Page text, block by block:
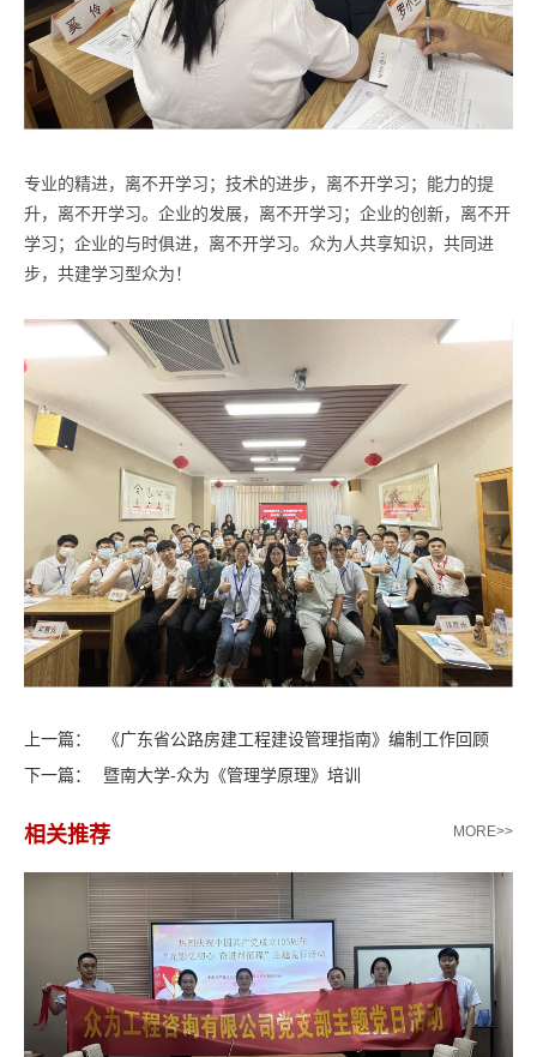
专业的精进，离不开学习；技术的进步，离不开学习；能力的提
升，离不开学习。企业的发展，离不开学习；企业的创新，离不开
学习；企业的与时俱进，离不开学习。众为人共享知识，共同进
步，共建学习型众为！
上一篇：
《广东省公路房建工程建设管理指南》编制工作回顾
下一篇：
暨南大学-众为《管理学原理》培训
相关推荐 MORE>>